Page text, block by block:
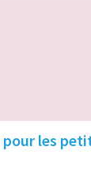
les